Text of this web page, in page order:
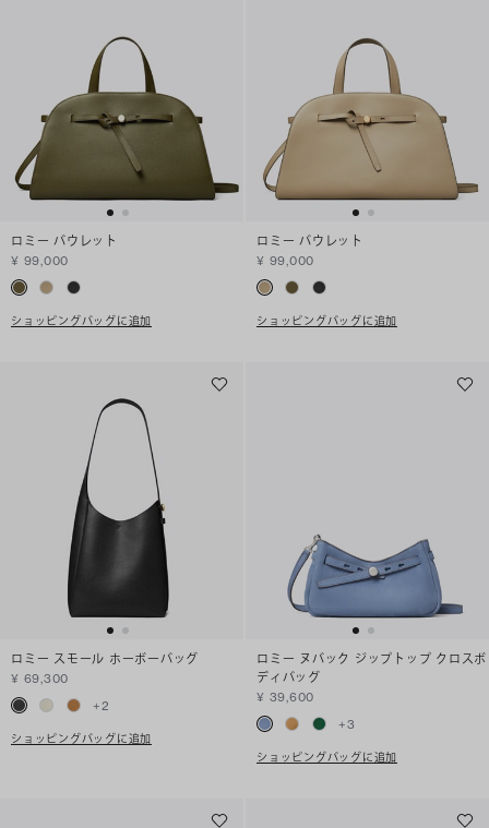
ロミー バウレット
¥ 99,000
ショッピングバッグに追加
ロミー バウレット
¥ 99,000
ショッピングバッグに追加
ロミー スモール ホーボーバッグ
¥ 69,300
+2
ショッピングバッグに追加
ロミー ヌバック ジップトップ クロスボ
ディバッグ
¥ 39,600
+3
ショッピングバッグに追加